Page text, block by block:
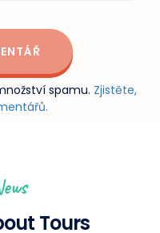
spamu. Zjistěte,
Tours